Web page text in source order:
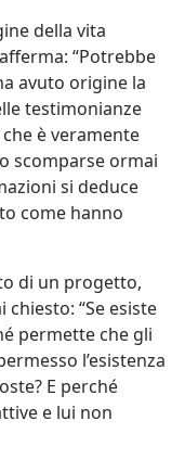
della vita
afferma: “Potrebbe
avuto origine la
testimonianze
è veramente
scomparse ormai
si deduce
come hanno
di un progetto,
“Se esiste
permette che gli
l’esistenza
E perché
e lui non